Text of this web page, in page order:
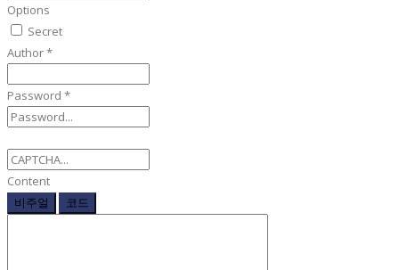
Options
Secret
Author*
Password *
Content
비주얼 코드